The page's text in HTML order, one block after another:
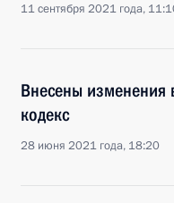
11 сентября 2021 года,
Внесены изменения
кодекс
28 июня 2021 года, 18:20